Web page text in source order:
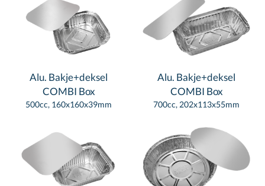
Alu. Bakje+deksel
COMBI Box
500cc, 160x160x39mm
Alu. Bakje+deksel
COMBI Box
700cc, 202x113x55mm